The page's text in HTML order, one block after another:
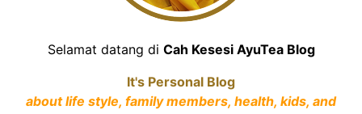
Selamat datang di Cah Kesesi AyuTea Blog
It's Personal Blog
about life style, family members, health, kids, and